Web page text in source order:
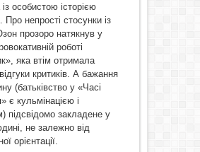
із особистою історією
непрості стосунки із
прозоро натякнув у
роботі
яка втім отримала
критиків. А бажання
(батьківство у «Часі
є кульмінацією і
підсвідомо закладене у
не залежно від
орієнтації.